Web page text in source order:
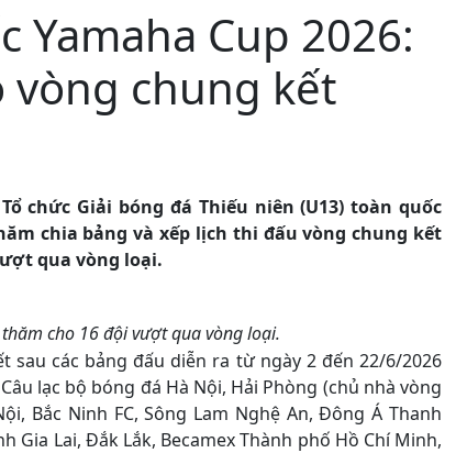
Yamaha Cup 2026:
vòng chung kết
chức Giải bóng đá Thiếu niên (U13) toàn quốc
chia bảng và xếp lịch thi đấu vòng chung kết
qua vòng loại.
cho 16 đội vượt qua vòng loại.
các bảng đấu diễn ra từ ngày 2 đến 22/6/2026
lạc bộ bóng đá Hà Nội, Hải Phòng (chủ nhà vòng
Bắc Ninh FC, Sông Lam Nghệ An, Đông Á Thanh
Gia Lai, Đắk Lắk, Becamex Thành phố Hồ Chí Minh,